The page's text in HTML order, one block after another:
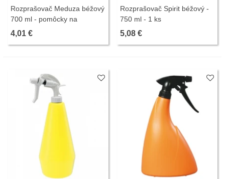
Rozprašovač Meduza béžový
700 ml - pomôcky na
pestovanie - 1 ks
4,01 €
Rozprašovač Spirit béžový -
750 ml - 1 ks
5,08 €